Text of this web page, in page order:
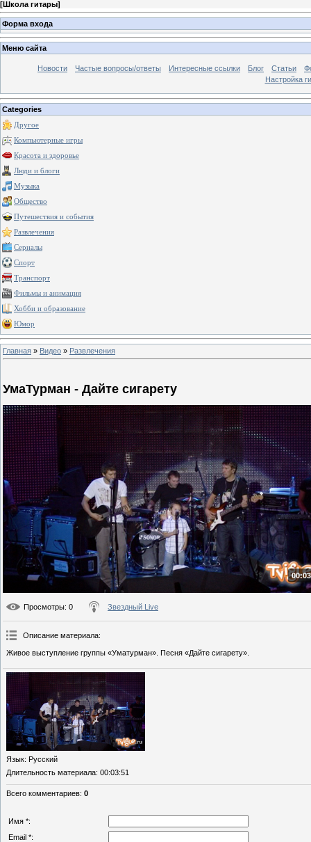
[Школа гитары]
Форма входа
Меню сайта
Новости Частые вопросы/ответы Интересные ссылки Блог Статьи
Настройка
Categories
Другое
Компьютерные игры
Красота и здоровье
Люди и блоги
Музыка
Общество
Путешествия и события
Развлечения
Сериалы
Спорт
Транспорт
Фильмы и анимация
Хобби и образование
Юмор
Главная » Видео » Развлечения
УмаТурман - Дайте сигарету
Просмотры: 0 Звездный Live
Описание материала:
Живое выступление группы «Уматурман». Песня «Дайте сигарету».
Язык: Русский
Длительность материала: 00:03:51
Всего комментариев: 0
Имя *:
Email *: